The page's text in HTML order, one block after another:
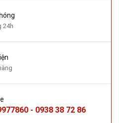
24h
- 0938 38 72 86